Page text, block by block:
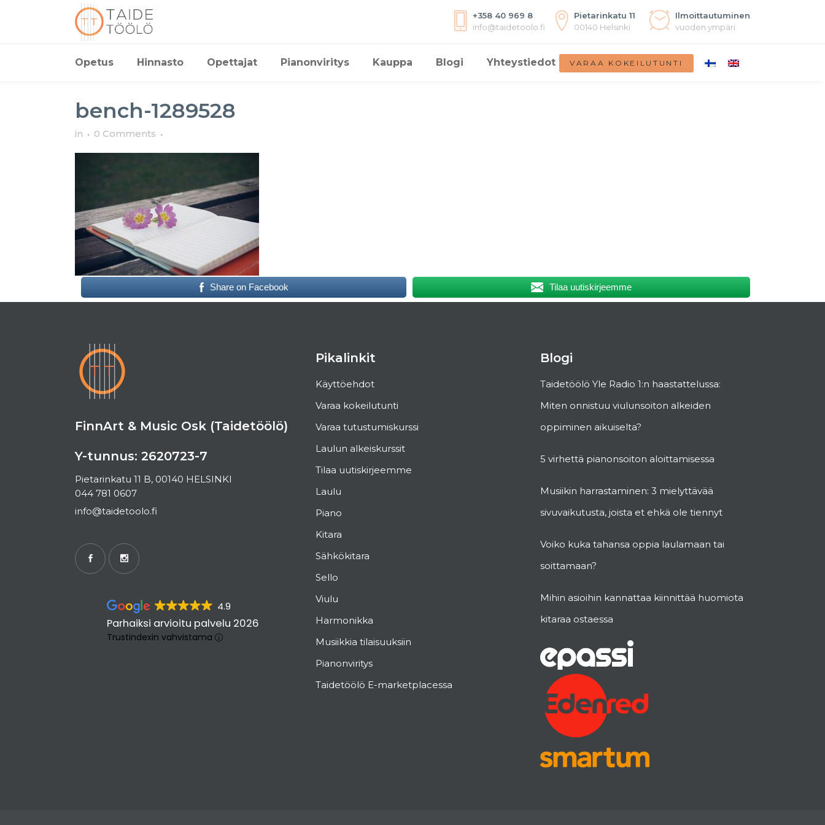
+358 40 969 8
info@taidetoolo.fi
Pietarinkatu 11
00140 Helsinki
Ilmoittautuminen
vuoden ympäri
Opetus Hinnasto Opettajat Pianonviritys Kauppa Blogi Yhteystiedot VARAA KOKEILUTUNTI
bench-1289528
in 0 Comments
Share on Facebook Tilaa uutiskirjeemme
FinnArt & Music Osk (Taidetöölö)
Y-tunnus: 2620723-7
Pietarinkatu 11 B, 00140 HELSINKI
044 781 0607
info@taidetoolo.fi
4.9
Parhaiksi arvioitu palvelu 2026
Trustindexin vahvistama
Pikalinkit
Käyttöehdot
Varaa kokeilutunti
Varaa tutustumiskurssi
Laulun alkeiskurssit
Tilaa uutiskirjeemme
Laulu
Piano
Kitara
Sähkökitara
Sello
Viulu
Harmonikka
Musiikkia tilaisuuksiin
Pianonviritys
Taidetöölö E-marketplacessa
Blogi
Taidetöölö Yle Radio 1:n haastattelussa:
Miten onnistuu viulunsoiton alkeiden
oppiminen aikuiselta?
5 virhettä pianonsoiton aloittamisessa
Musiikin harrastaminen: 3 mielyttävää
sivuvaikutusta, joista et ehkä ole tiennyt
Voiko kuka tahansa oppia laulamaan tai
soittamaan?
Mihin asioihin kannattaa kiinnittää huomiota
kitaraa ostaessa